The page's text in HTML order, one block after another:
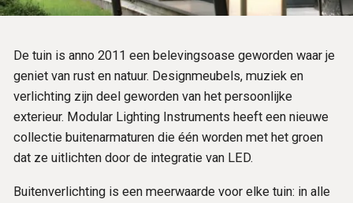
De tuin is anno 2011 een belevingsoase geworden waar je
geniet van rust en natuur. Designmeubels, muziek en
verlichting zijn deel geworden van het persoonlijke
exterieur. Modular Lighting Instruments heeft een nieuwe
collectie buitenarmaturen die één worden met het groen
dat ze uitlichten door de integratie van LED.
Buitenverlichting is een meerwaarde voor elke tuin: in alle